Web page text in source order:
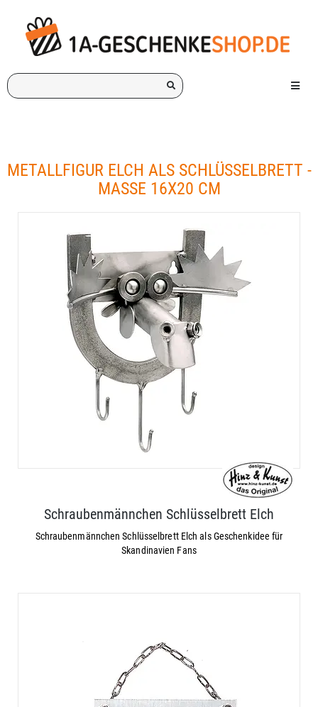
Ich
suche
Menü
METALLFIGUR ELCH ALS SCHLÜSSELBRETT -
MASSE 16X20 CM
Schraubenmännchen Schlüsselbrett Elch
Schraubenmännchen Schlüsselbrett Elch als Geschenkidee für
Skandinavien Fans